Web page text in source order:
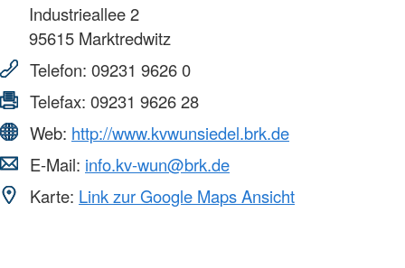
Industrieallee 2
95615 Marktredwitz
Telefon: 09231 9626 0
Telefax: 09231 9626 28
Web: http://www.kvwunsiedel.brk.de
E-Mail: info.kv-wun@brk.de
Karte: Link zur Google Maps Ansicht